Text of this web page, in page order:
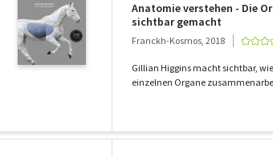
Anatomie verstehen - Die
sichtbar gemacht
Franckh-Kosmos, 2018
Gillian Higgins macht sichtbar,
einzelnen Organe